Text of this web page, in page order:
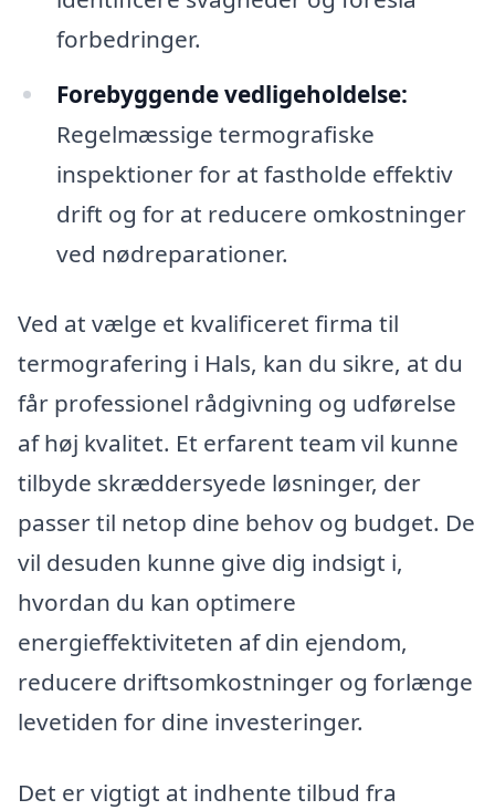
forbedringer.
Forebyggende vedligeholdelse:
Regelmæssige termografiske
inspektioner for at fastholde effektiv
drift og for at reducere omkostninger
ved nødreparationer.
Ved at vælge et kvalificeret firma til
termografering i Hals, kan du sikre, at du
får professionel rådgivning og udførelse
af høj kvalitet. Et erfarent team vil kunne
tilbyde skræddersyede løsninger, der
passer til netop dine behov og budget. De
vil desuden kunne give dig indsigt i,
hvordan du kan optimere
energieffektiviteten af din ejendom,
reducere driftsomkostninger og forlænge
levetiden for dine investeringer.
Det er vigtigt at indhente tilbud fra